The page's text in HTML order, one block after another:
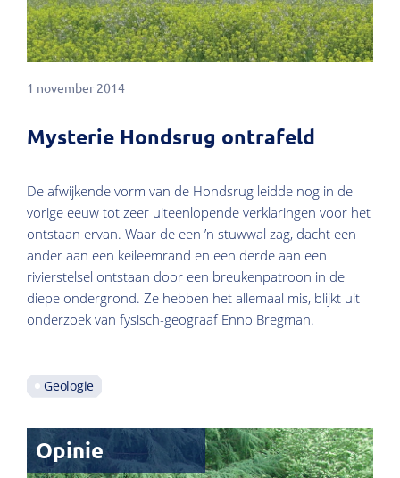
1 november 2014
Mysterie Hondsrug ontrafeld
De afwijkende vorm van de Hondsrug leidde nog in de
vorige eeuw tot zeer uiteenlopende verklaringen voor het
ontstaan ervan. Waar de een ’n stuwwal zag, dacht een
ander aan een keileemrand en een derde aan een
rivierstelsel ontstaan door een breukenpatroon in de
diepe ondergrond. Ze hebben het allemaal mis, blijkt uit
onderzoek van fysisch-geograaf Enno Bregman.
Geologie
Opinie